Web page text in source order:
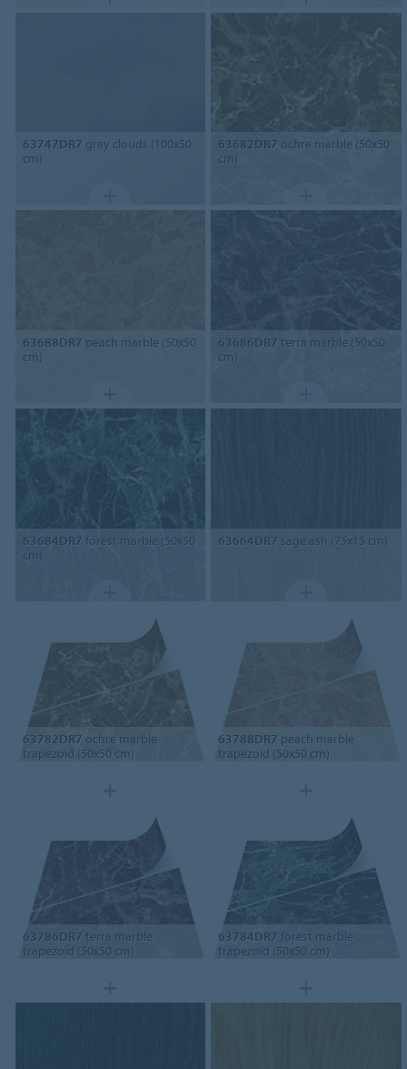
63747DR7 grey clouds (100x50
cm)
63682DR7 ochre marble (50x50
cm)
63688DR7 peach marble (50x50
cm)
63686DR7 terra marble (50x50
cm)
63684DR7 forest marble (50x50
cm)
63664DR7 sage ash (75x15 cm)
63782DR7 ochre marble
trapezoid (50x50 cm)
63788DR7 peach marble
trapezoid (50x50 cm)
63786DR7 terra marble
trapezoid (50x50 cm)
63784DR7 forest marble
trapezoid (50x50 cm)